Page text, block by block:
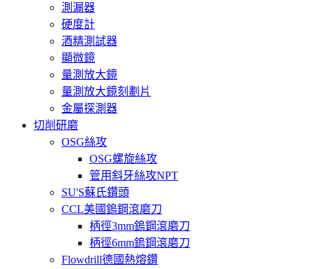
測漏器
硬度計
酒精測試器
顯微鏡
量測放大鏡
量測放大鏡刻劃片
金屬探測器
切削研磨
OSG絲攻
OSG螺旋絲攻
管用斜牙絲攻NPT
SU'S蘇氏鑽頭
CCL美國鎢鋼滾磨刀
柄徑3mm鎢鋼滾磨刀
柄徑6mm鎢鋼滾磨刀
Flowdrill德國熱熔鑽